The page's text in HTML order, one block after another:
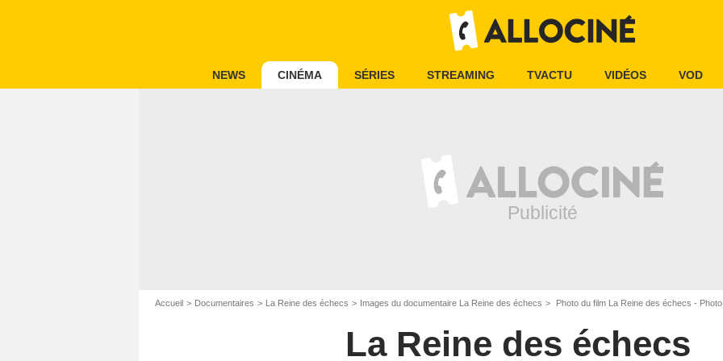
NEWS CINÉMA SÉRIES STREAMING TVACTU VIDÉOS VOD
Accueil Documentaires La Reine des échecs Images du documentaire La Reine des échecs Photo du film La Reine des échecs - Photo
La Reine des échecs